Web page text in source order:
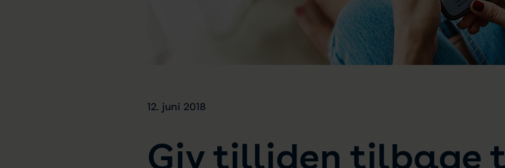
12. juni 2018
Giv tilliden tilbage